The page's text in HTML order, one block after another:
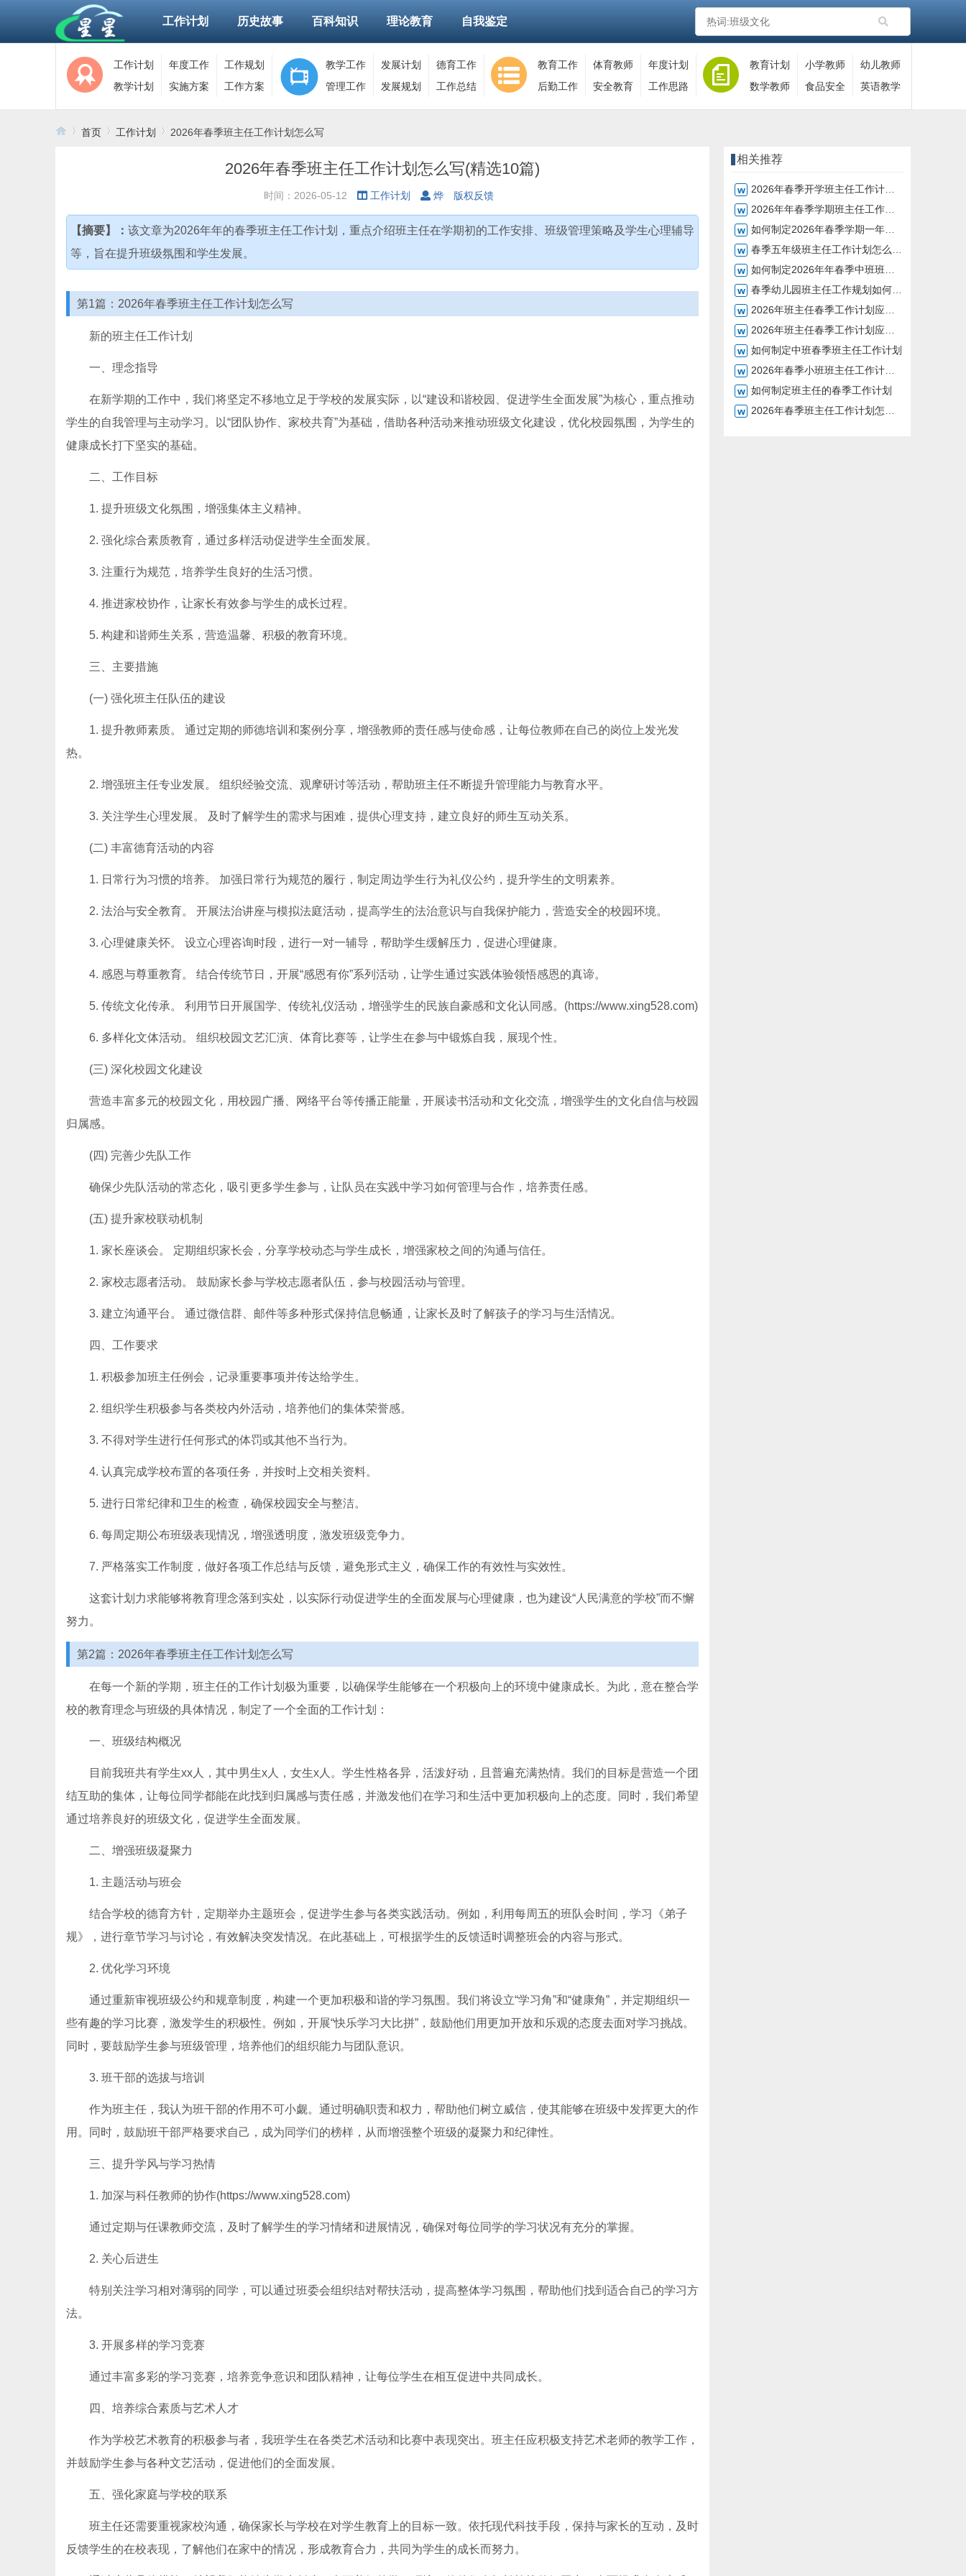
工作计划 历史故事 百科知识 理论教育 自我鉴定
工作计划 年度工作
工作规划
教学计划
实施方案 工作方案
教学工作 发展计划
德育工作
管理工作
发展规划 工作总结
教育工作 体育教师
年度计划
后勤工作
安全教育 工作思路
教育计划 小学教师
幼儿教师
数学教师
食品安全 英语教学
首页 工作计划 2026年春季班主任工作计划怎么写
2026年春季班主任工作计划怎么写(精选10篇)
时间：2026-05-12 工作计划 烨 版权反馈
【摘要】： 该文章为2026年年的春季班主任工作计划，重点介绍班主任在学期初的工作安排、班级管理策略及学生心理辅导
等，旨在提升班级氛围和学生发展。
第1篇：2026年春季班主任工作计划怎么写
新的班主任工作计划
一、理念指导
在新学期的工作中，我们将坚定不移地立足于学校的发展实际，以“建设和谐校园、促进学生全面发展”为核心，重点推动
学生的自我管理与主动学习。以“团队协作、家校共育”为基础，借助各种活动来推动班级文化建设，优化校园氛围，为学生的
健康成长打下坚实的基础。
二、工作目标
1. 提升班级文化氛围，增强集体主义精神。
2. 强化综合素质教育，通过多样活动促进学生全面发展。
3. 注重行为规范，培养学生良好的生活习惯。
4. 推进家校协作，让家长有效参与学生的成长过程。
5. 构建和谐师生关系，营造温馨、积极的教育环境。
三、主要措施
(一) 强化班主任队伍的建设
1. 提升教师素质。 通过定期的师德培训和案例分享，增强教师的责任感与使命感，让每位教师在自己的岗位上发光发
热。
2. 增强班主任专业发展。 组织经验交流、观摩研讨等活动，帮助班主任不断提升管理能力与教育水平。
3. 关注学生心理发展。 及时了解学生的需求与困难，提供心理支持，建立良好的师生互动关系。
(二) 丰富德育活动的内容
1. 日常行为习惯的培养。 加强日常行为规范的履行，制定周边学生行为礼仪公约，提升学生的文明素养。
2. 法治与安全教育。 开展法治讲座与模拟法庭活动，提高学生的法治意识与自我保护能力，营造安全的校园环境。
3. 心理健康关怀。 设立心理咨询时段，进行一对一辅导，帮助学生缓解压力，促进心理健康。
4. 感恩与尊重教育。 结合传统节日，开展“感恩有你”系列活动，让学生通过实践体验领悟感恩的真谛。
5. 传统文化传承。 利用节日开展国学、传统礼仪活动，增强学生的民族自豪感和文化认同感。(https://www.xing528.com)
6. 多样化文体活动。 组织校园文艺汇演、体育比赛等，让学生在参与中锻炼自我，展现个性。
(三) 深化校园文化建设
营造丰富多元的校园文化，用校园广播、网络平台等传播正能量，开展读书活动和文化交流，增强学生的文化自信与校园
归属感。
(四) 完善少先队工作
确保少先队活动的常态化，吸引更多学生参与，让队员在实践中学习如何管理与合作，培养责任感。
(五) 提升家校联动机制
1. 家长座谈会。 定期组织家长会，分享学校动态与学生成长，增强家校之间的沟通与信任。
2. 家校志愿者活动。 鼓励家长参与学校志愿者队伍，参与校园活动与管理。
3. 建立沟通平台。 通过微信群、邮件等多种形式保持信息畅通，让家长及时了解孩子的学习与生活情况。
四、工作要求
1. 积极参加班主任例会，记录重要事项并传达给学生。
2. 组织学生积极参与各类校内外活动，培养他们的集体荣誉感。
3. 不得对学生进行任何形式的体罚或其他不当行为。
4. 认真完成学校布置的各项任务，并按时上交相关资料。
5. 进行日常纪律和卫生的检查，确保校园安全与整洁。
6. 每周定期公布班级表现情况，增强透明度，激发班级竞争力。
7. 严格落实工作制度，做好各项工作总结与反馈，避免形式主义，确保工作的有效性与实效性。
这套计划力求能够将教育理念落到实处，以实际行动促进学生的全面发展与心理健康，也为建设“人民满意的学校”而不懈
努力。
第2篇：2026年春季班主任工作计划怎么写
在每一个新的学期，班主任的工作计划极为重要，以确保学生能够在一个积极向上的环境中健康成长。为此，意在整合学
校的教育理念与班级的具体情况，制定了一个全面的工作计划：
一、班级结构概况
目前我班共有学生xx人，其中男生x人，女生x人。学生性格各异，活泼好动，且普遍充满热情。我们的目标是营造一个团
结互助的集体，让每位同学都能在此找到归属感与责任感，并激发他们在学习和生活中更加积极向上的态度。同时，我们希望
通过培养良好的班级文化，促进学生全面发展。
二、增强班级凝聚力
1. 主题活动与班会
结合学校的德育方针，定期举办主题班会，促进学生参与各类实践活动。例如，利用每周五的班队会时间，学习《弟子
规》，进行章节学习与讨论，有效解决突发情况。在此基础上，可根据学生的反馈适时调整班会的内容与形式。
2. 优化学习环境
通过重新审视班级公约和规章制度，构建一个更加积极和谐的学习氛围。我们将设立“学习角”和“健康角”，并定期组织一
些有趣的学习比赛，激发学生的积极性。例如，开展“快乐学习大比拼”，鼓励他们用更加开放和乐观的态度去面对学习挑战。
同时，要鼓励学生参与班级管理，培养他们的组织能力与团队意识。
3. 班干部的选拔与培训
作为班主任，我认为班干部的作用不可小觑。通过明确职责和权力，帮助他们树立威信，使其能够在班级中发挥更大的作
用。同时，鼓励班干部严格要求自己，成为同学们的榜样，从而增强整个班级的凝聚力和纪律性。
三、提升学风与学习热情
1. 加深与科任教师的协作(https://www.xing528.com)
通过定期与任课教师交流，及时了解学生的学习情绪和进展情况，确保对每位同学的学习状况有充分的掌握。
2. 关心后进生
特别关注学习相对薄弱的同学，可以通过班委会组织结对帮扶活动，提高整体学习氛围，帮助他们找到适合自己的学习方
法。
3. 开展多样的学习竞赛
通过丰富多彩的学习竞赛，培养竞争意识和团队精神，让每位学生在相互促进中共同成长。
四、培养综合素质与艺术人才
作为学校艺术教育的积极参与者，我班学生在各类艺术活动和比赛中表现突出。班主任应积极支持艺术老师的教学工作，
并鼓励学生参与各种文艺活动，促进他们的全面发展。
五、强化家庭与学校的联系
班主任还需要重视家校沟通，确保家长与学校在对学生教育上的目标一致。依托现代科技手段，保持与家长的互动，及时
反馈学生的在校表现，了解他们在家中的情况，形成教育合力，共同为学生的成长而努力。
相关推荐
2026年春季开学班主任工作计划，如何有效制定
2026年年春季学期班主任工作计划如何制定
如何制定2026年春季学期一年级班主任计划
春季五年级班主任工作计划怎么制定
如何制定2026年年春季中班班主任工作计划
春季幼儿园班主任工作规划如何制定
2026年班主任春季工作计划应该怎么写
2026年班主任春季工作计划应该如何制定
如何制定中班春季班主任工作计划
2026年春季小班班主任工作计划该如何制定
如何制定班主任的春季工作计划
2026年春季班主任工作计划怎么写